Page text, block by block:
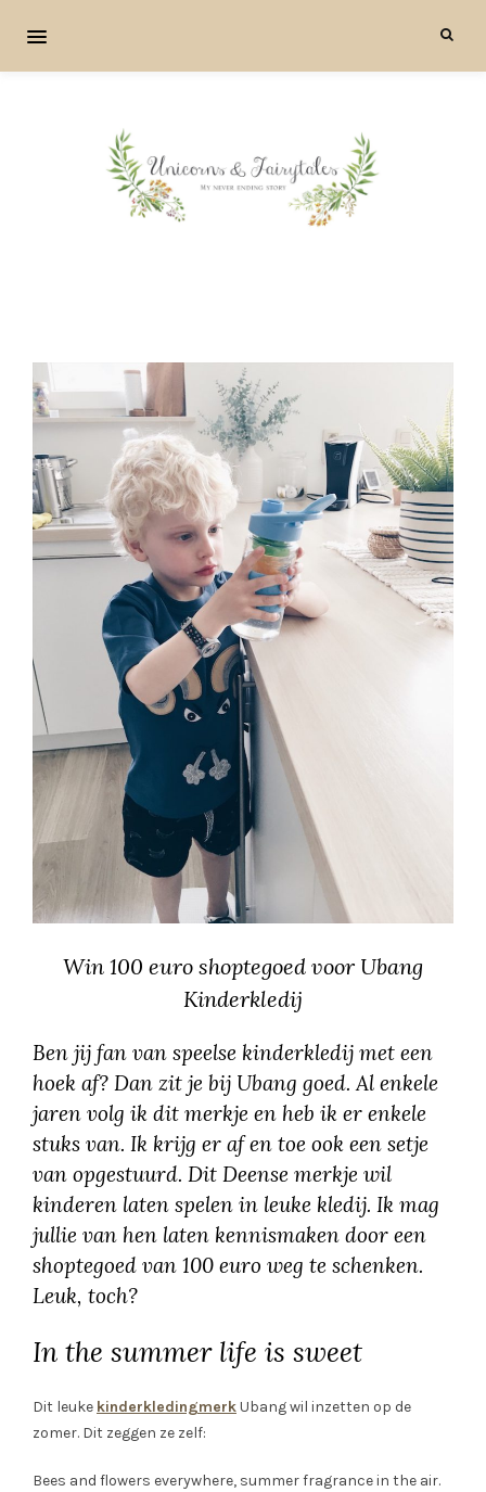
Win 100 euro shoptegoed voor Ubang
Kinderkledij
Ben jij fan van speelse kinderkledij met een
hoek af? Dan zit je bij Ubang goed. Al enkele
jaren volg ik dit merkje en heb ik er enkele
stuks van. Ik krijg er af en toe ook een setje
van opgestuurd. Dit Deense merkje wil
kinderen laten spelen in leuke kledij. Ik mag
jullie van hen laten kennismaken door een
shoptegoed van 100 euro weg te schenken.
Leuk, toch?
In the summer life is sweet
Dit leuke kinderkledingmerkUbang wil inzetten op de
zomer. Dit zeggen ze zelf:
Bees and flowers everywhere, summer fragrance in the air.